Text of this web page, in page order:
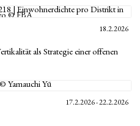
18.2.2026
als Strategie einer offenen
17.2.2026 - 22.2.2026